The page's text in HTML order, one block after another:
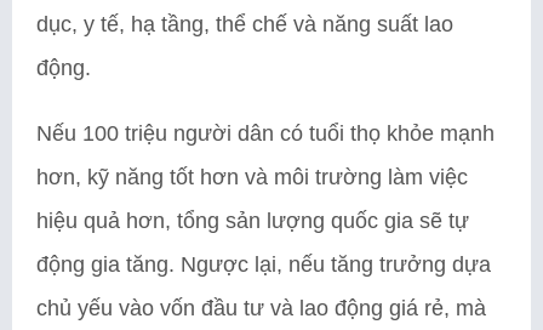
dục, y tế, hạ tầng, thể chế và năng suất lao
động.
Nếu 100 triệu người dân có tuổi thọ khỏe mạnh
hơn, kỹ năng tốt hơn và môi trường làm việc
hiệu quả hơn, tổng sản lượng quốc gia sẽ tự
động gia tăng. Ngược lại, nếu tăng trưởng dựa
chủ yếu vào vốn đầu tư và lao động giá rẻ, mà